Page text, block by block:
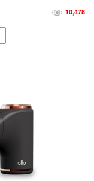
10,478